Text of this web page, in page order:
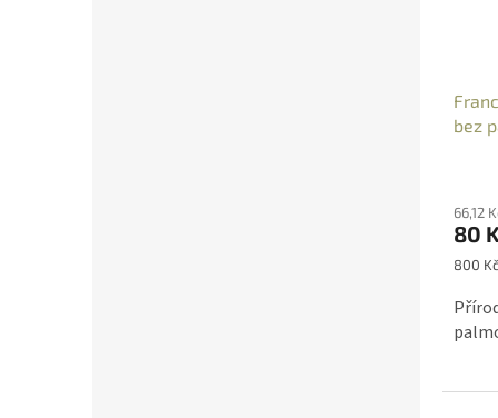
bez
66,12
80
Měrná
800